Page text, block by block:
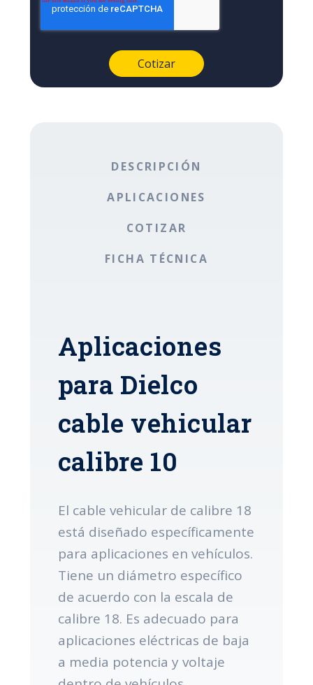
DESCRIPCIÓN
APLICACIONES
COTIZAR
FICHA TÉCNICA
Aplicaciones
para Dielco
cable vehicular
calibre 10
El cable vehicular de calibre 18
está diseñado específicamente
para aplicaciones en vehículos.
Tiene un diámetro específico
de acuerdo con la escala de
calibre 18. Es adecuado para
aplicaciones eléctricas de baja
a media potencia y voltaje